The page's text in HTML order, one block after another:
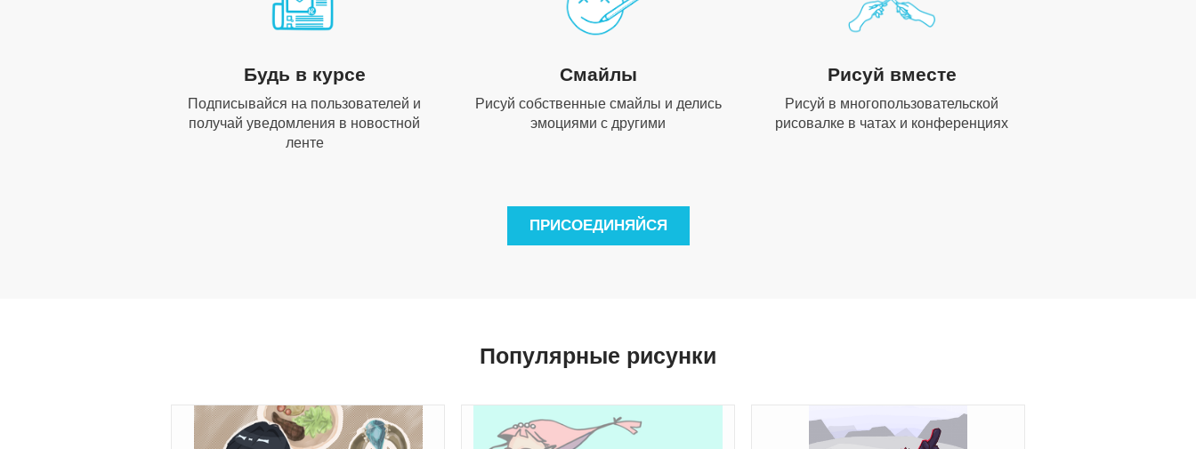
Будь в курсе
Подписывайся на пользователей и
получай уведомления в новостной
ленте
Смайлы
Рисуй собственные смайлы и делись
эмоциями с другими
Рисуй вместе
Рисуй в многопользовательской
рисовалке в чатах и конференциях
ПРИСОЕДИНЯЙСЯ
Популярные рисунки